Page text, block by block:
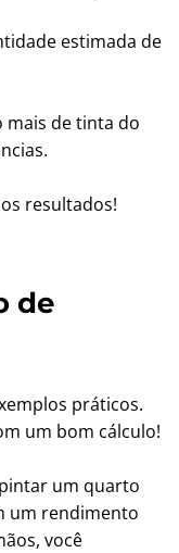
estimada de
mais de tinta do
resultados!
de
práticos.
um bom cálculo!
um quarto
um rendimento
você